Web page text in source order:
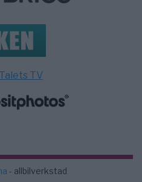
TV
- allbilverkstad